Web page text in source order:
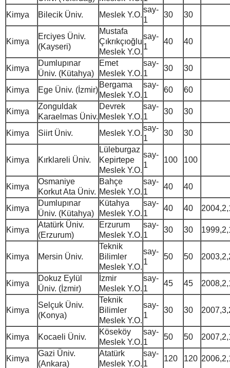
Kimya Bilecik Üniv. Meslek Y.O.
say-
1
30 30
Kimya
Erciyes Üniv.
(Kayseri)
Mustafa
Çıkrıkçıoğlu
Meslek Y.O.
say-
1
40 40
Kimya
Dumlupınar
Üniv. (Kütahya)
Emet
Meslek Y.O.
say-
1
30 30
Kimya Ege Üniv. (İzmir)
Bergama
Meslek Y.O.
say-
1
60 60
Kimya
Zonguldak
Karaelmas Üniv.
Devrek
Meslek Y.O.
say-
1
30 30
Kimya Siirt Üniv. Meslek Y.O.
say-
1
30 30
Kimya Kırklareli Üniv.
Lüleburgaz
Kepirtepe
Meslek Y.O.
say-
1
100 100
Kimya
Osmaniye
Korkut Ata Üniv.
Bahçe
Meslek Y.O.
say-
1
40 40
Kimya
Dumlupınar
Üniv. (Kütahya)
Kütahya
Meslek Y.O.
say-
1
40 40
Kimya
Atatürk Üniv.
(Erzurum)
Erzurum
Meslek Y.O.
say-
1
30 30
Kimya Mersin Üniv.
Teknik
Bilimler
Meslek Y.O.
say-
1
50 50
Kimya
Dokuz Eylül
Üniv. (İzmir)
İzmir
Meslek Y.O.
say-
1
45 45
Kimya
Selçuk Üniv.
(Konya)
Teknik
Bilimler
Meslek Y.O.
say-
1
30 30
Kimya Kocaeli Üniv.
Köseköy
Meslek Y.O.
say-
1
50 50
Kimya
Gazi Üniv.
(Ankara)
Atatürk
Meslek Y.O.
say-
1
120 120